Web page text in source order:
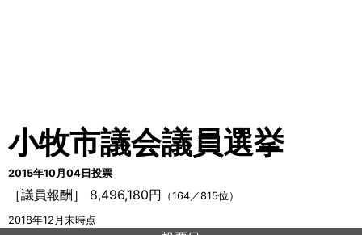
小牧市議会議員選挙
2015年10月04日投票
［議員報酬］ 8,496,180円 （164／815位）
2018年12月末時点